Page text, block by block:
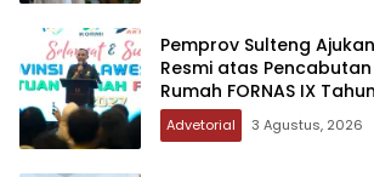
Pemprov Sulteng
Resmi atas
Rumah FORNAS IX
Advetorial 3 Agustus, 2026